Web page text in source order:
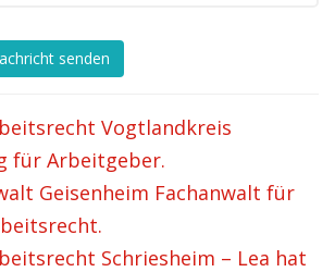
senden
Vogtlandkreis
für Arbeitgeber.
Geisenheim Fachanwalt für
Schriesheim – Lea hat